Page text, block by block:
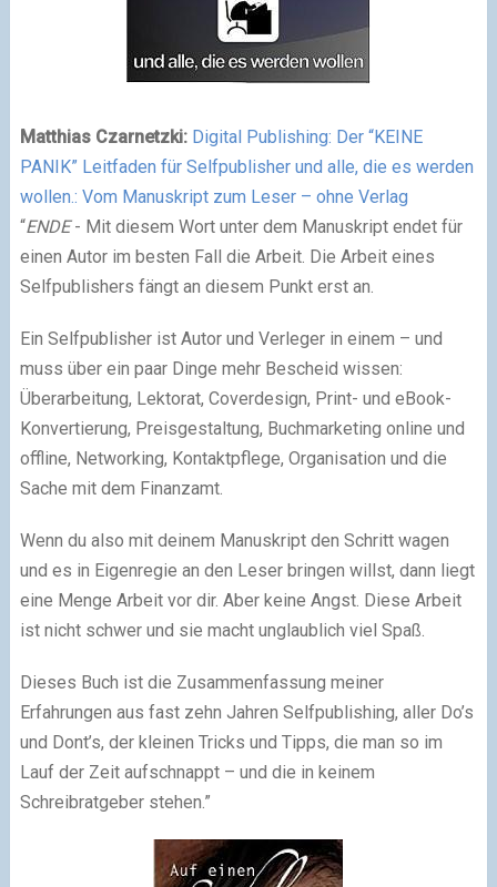
Matthias Czarnetzki: Digital Publishing: Der “KEINE
PANIK” Leitfaden für Selfpublisher und alle, die es werden
wollen.: Vom Manuskript zum Leser – ohne Verlag
“ENDE- Mit diesem Wort unter dem Manuskript endet für
einen Autor im besten Fall die Arbeit. Die Arbeit eines
Selfpublishers fängt an diesem Punkt erst an.
Ein Selfpublisher ist Autor und Verleger in einem – und
muss über ein paar Dinge mehr Bescheid wissen:
Überarbeitung, Lektorat, Coverdesign, Print- und eBook-
Konvertierung, Preisgestaltung, Buchmarketing online und
offline, Networking, Kontaktpflege, Organisation und die
Sache mit dem Finanzamt.
Wenn du also mit deinem Manuskript den Schritt wagen
und es in Eigenregie an den Leser bringen willst, dann liegt
eine Menge Arbeit vor dir. Aber keine Angst. Diese Arbeit
ist nicht schwer und sie macht unglaublich viel Spaß.
Dieses Buch ist die Zusammenfassung meiner
Erfahrungen aus fast zehn Jahren Selfpublishing, aller Do’s
und Dont’s, der kleinen Tricks und Tipps, die man so im
Lauf der Zeit aufschnappt – und die in keinem
Schreibratgeber stehen.”